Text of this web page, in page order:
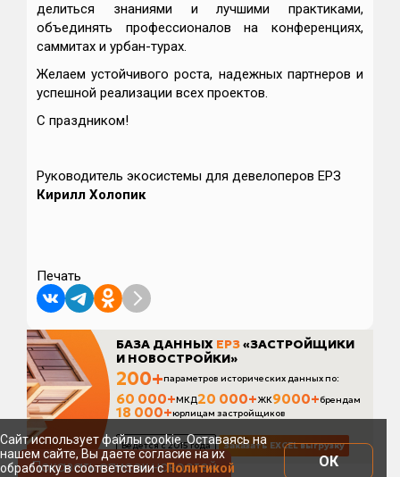
Показать список новостей
делиться знаниями и лучшими практиками,
объединять профессионалов на конференциях,
саммитах и урбан-турах.
Желаем устойчивого роста, надежных партнеров и
успешной реализации всех проектов.
С праздником!
Руководитель экосистемы для девелоперов ЕРЗ
Кирилл Холопик
Печать
Сайт использует файлы cookie. Оставаясь на
нашем сайте, Вы даете согласие на их
обработку в соответствии сПолитикой
ОК